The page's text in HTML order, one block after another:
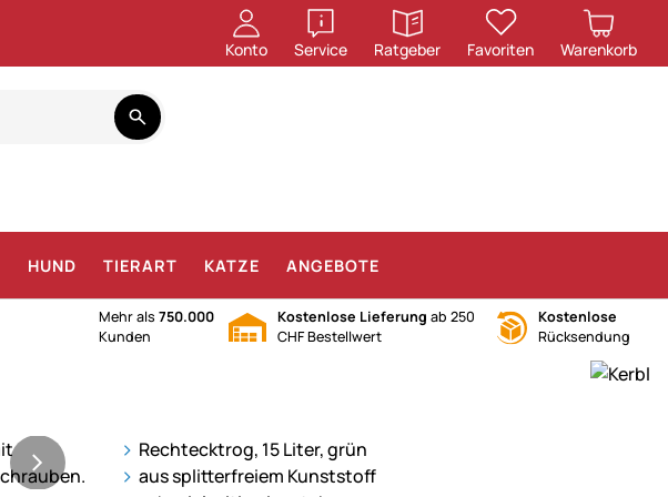
Konto Service
öffnen
Ratgeber
öffnen
Favoriten Warenkorb
HUND TIERART KATZE ANGEBOTE
Mehr als750.000
Kunden
Kostenlose Lieferung ab 250
CHF Bestellwert
Kostenlose
Rücksendung
Rechtecktrog, 15 Liter, grün
aus splitterfreiem Kunststoff